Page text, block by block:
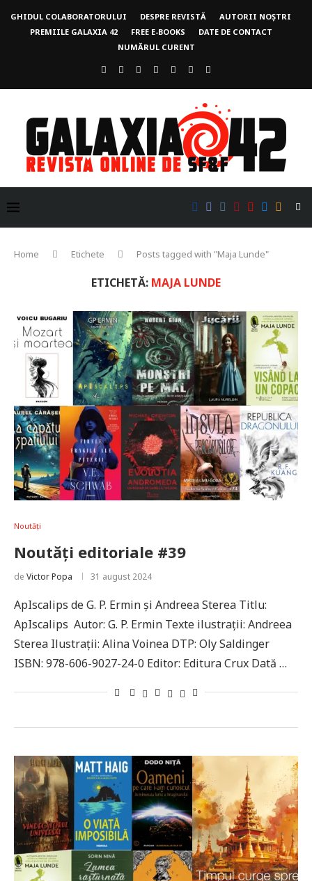
GHIDUL COLABORATORULUI DESPRE REVISTĂ
AUTORII NOȘTRI
PREMIILE GALAXIA 42
FREE E-BOOKS
DATE DE CONTACT
NUMĂRUL CURENT
Home Etichete Posts tagged with "Maja Lunde"
ETICHETĂ: MAJA LUNDE
Noutăți
Noutăți editoriale #39
de Victor Popa 31 august 2024
ApIscalips de G. P. Ermin și Andreea Sterea Titlu:
ApIscalips Autor: G. P. Ermin Texte ilustrații: Andreea
Sterea Ilustrații: Alina Voinea DTP: Oly Saldinger
ISBN: 978-606-9027-24-0 Editor: Editura Crux Dată …